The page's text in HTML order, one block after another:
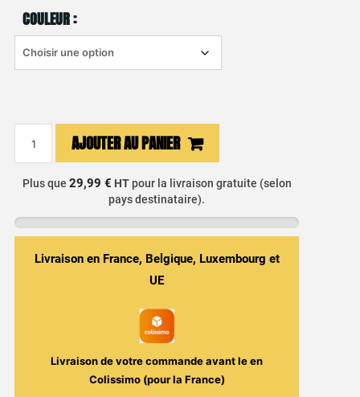
COULEUR :
Huracan
-
AJOUTER AU PANIER
Plus que 29,99 € HTpour la livraison gratuite (selon
pays destinataire).
Livraison en France, Belgique, Luxembourg et
UE
Livraison de votre commande avant leen
Colissimo (pour la France)